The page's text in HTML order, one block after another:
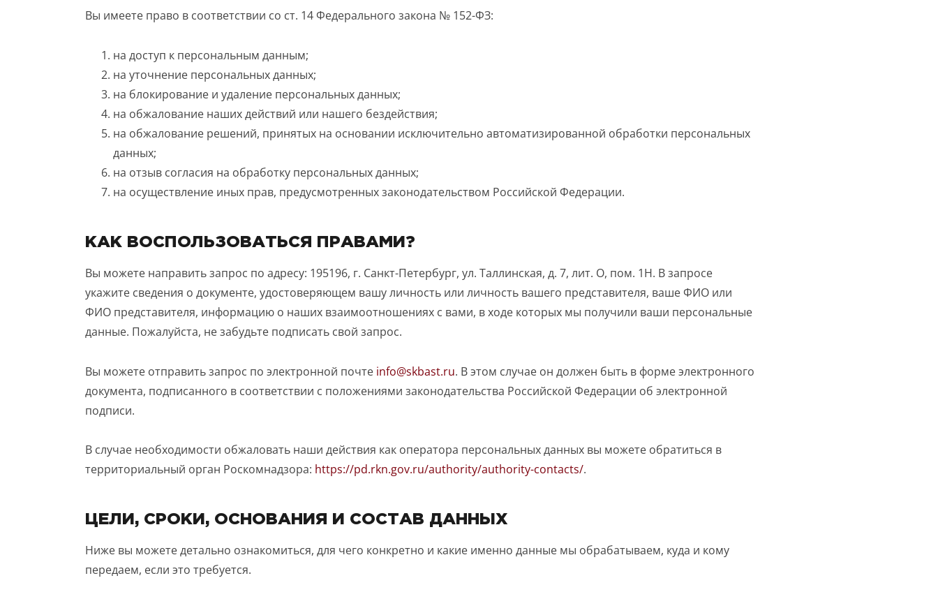
Вы имеете право в соответствии со ст. 14 Федерального закона № 152-ФЗ:
на доступ к персональным данным;
на уточнение персональных данных;
на блокирование и удаление персональных данных;
на обжалование наших действий или нашего бездействия;
на обжалование решений, принятых на основании исключительно автоматизированной обработки персональных
данных;
на отзыв согласия на обработку персональных данных;
на осуществление иных прав, предусмотренных законодательством Российской Федерации.
КАК ВОСПОЛЬЗОВАТЬСЯ ПРАВАМИ?
Вы можете направить запрос по адресу: 195196, г. Санкт-Петербург, ул. Таллинская, д. 7, лит. О, пом. 1Н. В запросе
укажите сведения о документе, удостоверяющем вашу личность или личность вашего представителя, ваше ФИО или
ФИО представителя, информацию о наших взаимоотношениях с вами, в ходе которых мы получили ваши персональные
данные. Пожалуйста, не забудьте подписать свой запрос.
Вы можете отправить запрос по электронной почте info@skbast.ru. В этом случае он должен быть в форме электронного
документа, подписанного в соответствии с положениями законодательства Российской Федерации об электронной
подписи.
В случае необходимости обжаловать наши действия как оператора персональных данных вы можете обратиться в
территориальный орган Роскомнадзора: https://pd.rkn.gov.ru/authority/authority-contacts/.
ЦЕЛИ, СРОКИ, ОСНОВАНИЯ И СОСТАВ ДАННЫХ
Ниже вы можете детально ознакомиться, для чего конкретно и какие именно данные мы обрабатываем, куда и кому
передаем, если это требуется.
ПОИСК
Предпочтительный способ связи: